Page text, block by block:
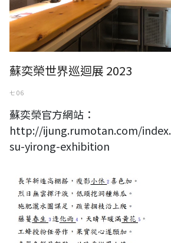
蘇奕榮世界巡迴展 2023
七 06
蘇奕榮官方網站：
http://ijung.rumotan.com/
su-yirong-exhibition